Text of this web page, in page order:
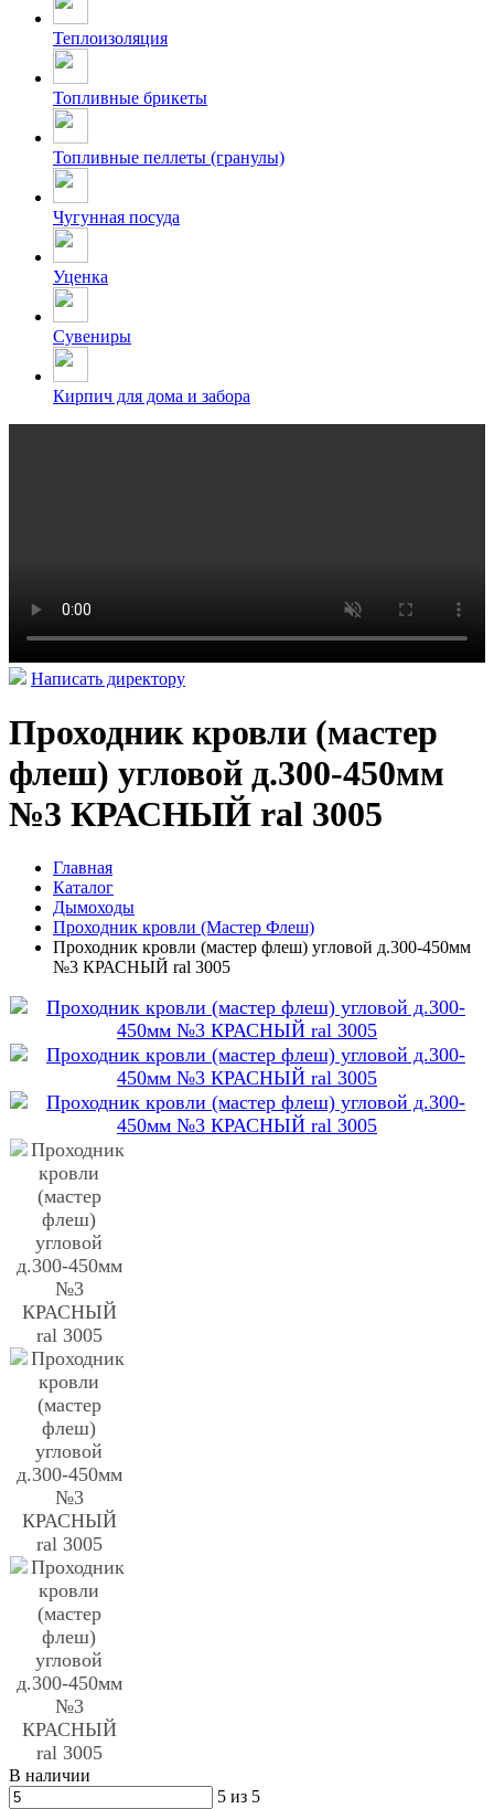
Теплоизоляция
Топливные брикеты
Топливные пеллеты (гранулы)
Чугунная посуда
Уценка
Сувениры
Кирпич для дома и забора
Написать директору
Проходник кровли (мастер
флеш) угловой д.300-450мм
№3 КРАСНЫЙ ral 3005
Главная
Каталог
Дымоходы
Проходник кровли (Мастер Флеш)
Проходник кровли (мастер флеш) угловой д.300-450мм
№3 КРАСНЫЙ ral 3005
В наличии
5 из 5